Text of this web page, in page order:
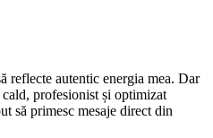
reflecte autentic energia mea. Dar
profesionist și optimizat
să primesc mesaje direct din